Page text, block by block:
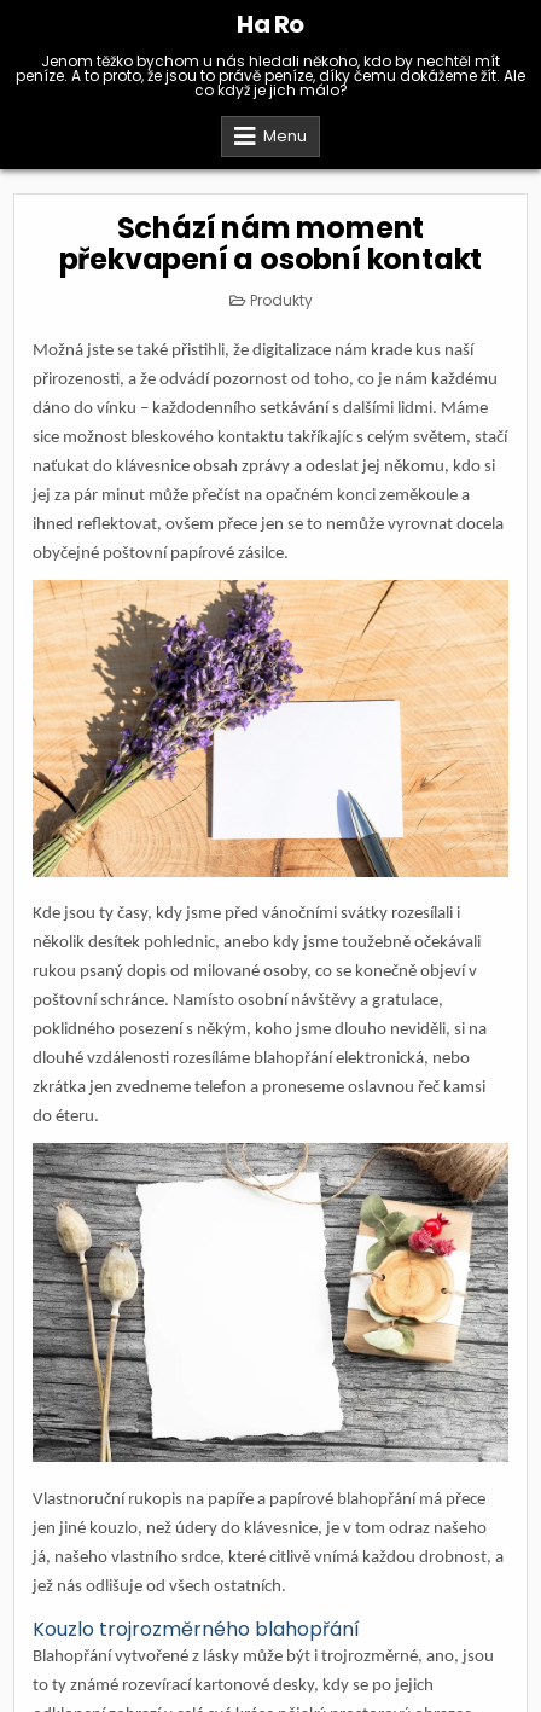
content
Ha Ro
Jenom těžko bychom u nás hledali někoho, kdo by nechtěl mít
peníze. A to proto, že jsou to právě peníze, díky čemu dokážeme žít. Ale
co když je jich málo?
Menu
Schází nám moment
překvapení a osobní kontakt
Posted
Produkty
Možná jste se také přistihli, že digitalizace nám krade kus naší
přirozenosti, a že odvádí pozornost od toho, co je nám každému
dáno do vínku – každodenního setkávání s dalšími lidmi. Máme
sice možnost bleskového kontaktu takříkajíc s celým světem, stačí
naťukat do klávesnice obsah zprávy a odeslat jej někomu, kdo si
jej za pár minut může přečíst na opačném konci zeměkoule a
ihned reflektovat, ovšem přece jen se to nemůže vyrovnat docela
obyčejné poštovní papírové zásilce.
Kde jsou ty časy, kdy jsme před vánočními svátky rozesílali i
několik desítek pohlednic, anebo kdy jsme toužebně očekávali
rukou psaný dopis od milované osoby, co se konečně objeví v
poštovní schránce. Namísto osobní návštěvy a gratulace,
poklidného posezení s někým, koho jsme dlouho neviděli, si na
dlouhé vzdálenosti rozesíláme blahopřání elektronická, nebo
zkrátka jen zvedneme telefon a proneseme oslavnou řeč kamsi
do éteru.
Vlastnoruční rukopis na papíře a papírové blahopřání má přece
jen jiné kouzlo, než údery do klávesnice, je v tom odraz našeho
já, našeho vlastního srdce, které citlivě vnímá každou drobnost, a
jež nás odlišuje od všech ostatních.
Kouzlo trojrozměrného blahopřání
Blahopřání vytvořené z lásky může být i trojrozměrné, ano, jsou
to ty známé rozevírací kartonové desky, kdy se po jejich